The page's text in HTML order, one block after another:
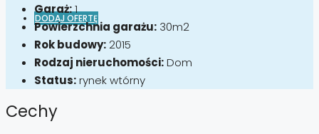
DODAJ OFERTĘ
Garaż:1
Powierzchnia garażu: 30m2
Rok budowy: 2015
Rodzaj nieruchomości:Dom
Status:rynek wtórny
Cechy